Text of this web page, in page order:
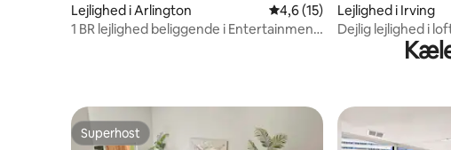
Lejlighed i Arlington 4,6 ud af 5 i gennemsnitlig
4,6 (15)
1 BR lejlighed beliggende i Entertainment
Lejlighed i Irving
Dejlig lejlighed i
Superhost
Superhost